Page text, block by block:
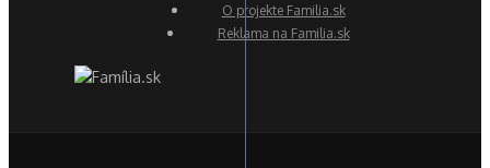
O projekte Familia.sk
Reklama na Familia.sk